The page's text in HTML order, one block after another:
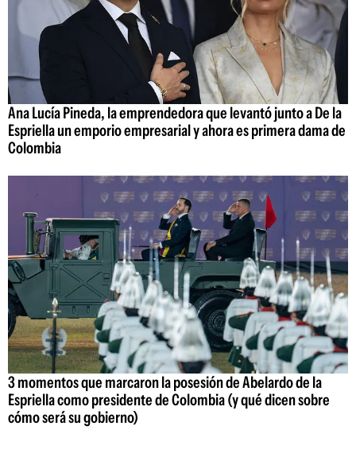
Ana Lucía Pineda, la emprendedora que levantó junto a De la
Espriella un emporio empresarial y ahora es primera dama de
Colombia
3 momentos que marcaron la posesión de Abelardo de la
Espriella como presidente de Colombia (y qué dicen sobre
cómo será su gobierno)